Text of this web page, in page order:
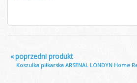
«poprzedni produkt
Koszulka piłkarska ARSENAL LONDYN Home